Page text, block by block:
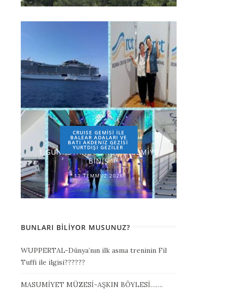
CRUISE GEMİSİ İLE
BALEAR ADALARI VE
BATI AKDENİZ GEZİSİ
YURTDIŞI GEZILER
1.GÜN-İSTANBUL-ROMA-GEMİYE
BİNİŞ
11 TEMMUZ 2026
BUNLARI BILIYOR MUSUNUZ?
WUPPERTAL-Dünya’nın ilk asma treninin Fil
Tuffi ile ilgisi??????
MASUMİYET MÜZESİ-AŞKIN BÖYLESİ…….